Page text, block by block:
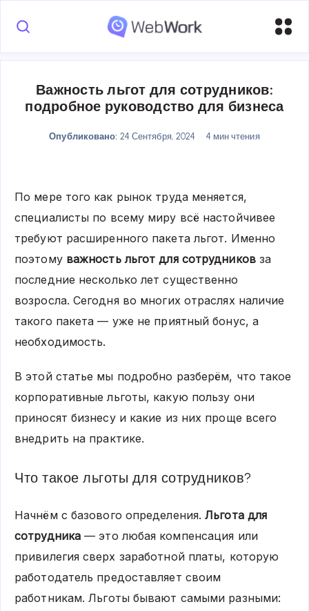
Важность льгот для сотрудников:
подробное руководство для бизнеса
Опубликовано: 24 Сентября, 2024 4 мин чтения
По мере того как рынок труда меняется,
специалисты по всему миру всё настойчивее
требуют расширенного пакета льгот. Именно
поэтому важность льгот для сотрудниковза
последние несколько лет существенно
возросла. Сегодня во многих отраслях наличие
такого пакета — уже не приятный бонус, а
необходимость.
В этой статье мы подробно разберём, что такое
корпоративные льготы, какую пользу они
приносят бизнесу и какие из них проще всего
внедрить на практике.
Что такое льготы для сотрудников?
Начнём с базового определения.Льгота для
сотрудника — это любая компенсация или
привилегия сверх заработной платы, которую
работодатель предоставляет своим
работникам. Льготы бывают самыми разными: